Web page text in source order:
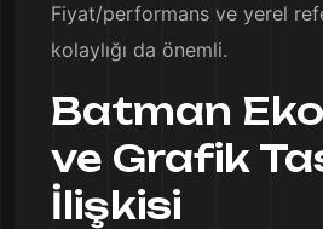
Fiyat/performans ve yerel
kolaylığı da önemli.
Batman
ve Grafik
İlişkisi